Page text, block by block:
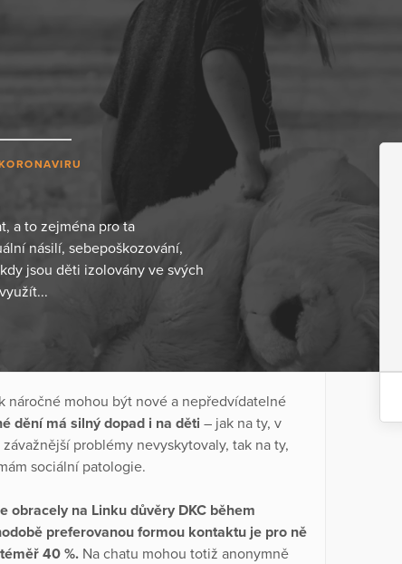
a to zejména pro ta
násilí, sebepoškozování,
jsou děti izolovány ve svých
náročné mohou být nové a nepředvídatelné
dění má silný dopad i na děti – jak na ty, v
problémy nevyskytovaly, tak na ty,
sociální patologie.
obracely na Linku důvěry DKC během
preferovanou formou kontaktu je pro ně
40 %. Na chatu mohou totiž anonymně